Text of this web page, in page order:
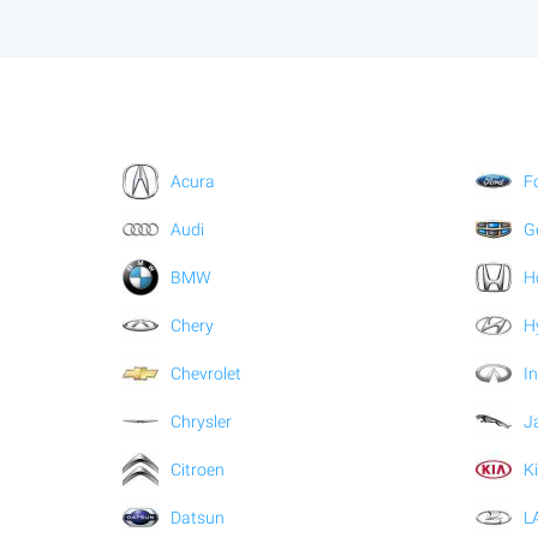
Acura
Audi
BMW
Chery
Chevrolet
Chrysler
Citroen
Datsun